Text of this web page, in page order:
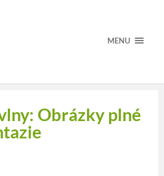
MENU
Obrázky plné